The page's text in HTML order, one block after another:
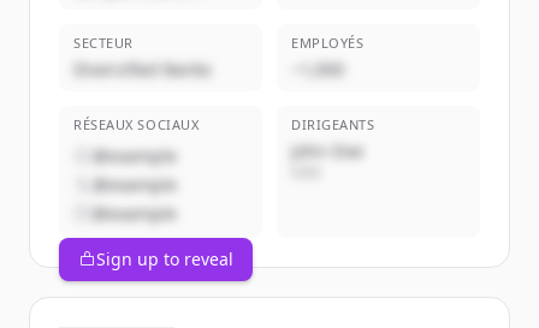
SECTEUR
Diversified Banks
EMPLOYÉS
~1,000
RÉSEAUX SOCIAUX
@example
@example
@example
DIRIGEANTS
John Doe
Sign up to reveal